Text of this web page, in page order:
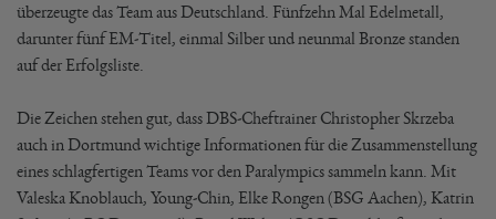
überzeugte das Team aus Deutschland. Fünfzehn Mal Edelmetall,
darunter fünf EM-Titel, einmal Silber und neunmal Bronze standen
auf der Erfolgsliste.
Die Zeichen stehen gut, dass DBS-Cheftrainer Christopher Skrzeba
auch in Dortmund wichtige Informationen für die Zusammenstellung
eines schlagfertigen Teams vor den Paralympics sammeln kann. Mit
Valeska Knoblauch, Young-Chin, Elke Rongen (BSG Aachen), Katrin